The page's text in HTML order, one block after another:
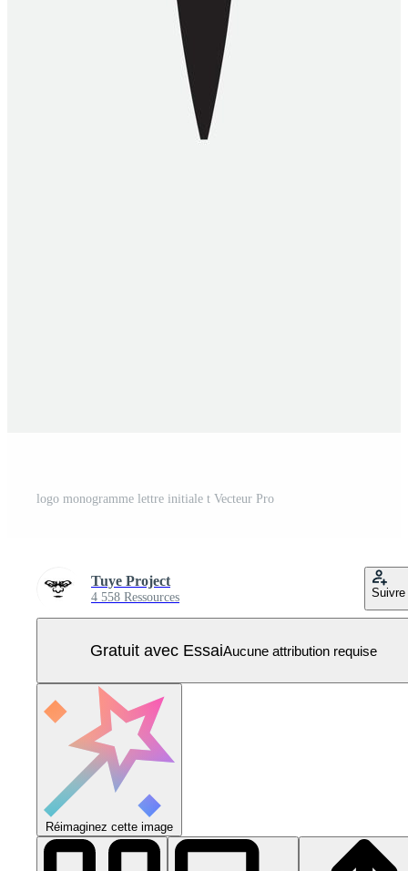
logo monogramme lettre initiale t Vecteur Pro
Tuye Project
4 558 Ressources Suivre
Gratuit avec EssaiAucune attribution requise
Réimaginez cette image